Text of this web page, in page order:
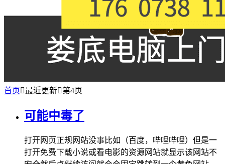
首页最近更新第4页
可能中毒了
打开网页正规网站没事比如（百度，哔哩哔哩）但是一
打开免费下载小说或看电影的资源网站就显示该网站不